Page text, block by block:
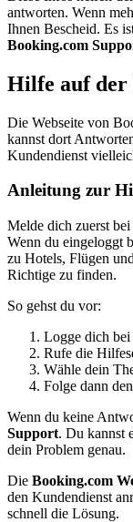
antworten. Wenn
Ihnen Bescheid. Es
Booking.com
Hilfe auf der
Die Webseite von
kannst dort
Kundendienst
Anleitung zur
Melde dich zuerst bei
Wenn du eingeloggt
zu Hotels, Flügen
Richtige zu finden.
So gehst du vor:
Logge dich
Rufe die
Wähle dein
Folge dann
Wenn du keine
Support. Du kannst
dein Problem genau.
Die Booking.com
den Kundendienst
schnell die Lösung.